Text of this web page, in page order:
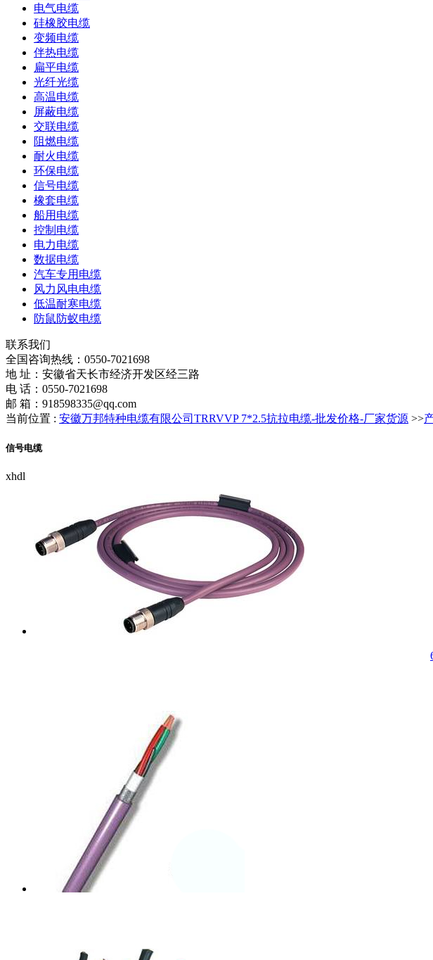
电气电缆
硅橡胶电缆
变频电缆
伴热电缆
扁平电缆
光纤光缆
高温电缆
屏蔽电缆
交联电缆
阻燃电缆
耐火电缆
环保电缆
信号电缆
橡套电缆
船用电缆
控制电缆
电力电缆
数据电缆
汽车专用电缆
风力风电电缆
低温耐寒电缆
防鼠防蚁电缆
联系我们
全国咨询热线： 0550-7021698
地 址：安徽省天长市经济开发区经三路
电 话：0550-7021698
邮 箱：918598335@qq.com
当前位置 : 安徽万邦特种电缆有限公司TRRVVP 7*2.5抗拉电缆-批发价格-厂家货源 >>
信号电缆
xhdl